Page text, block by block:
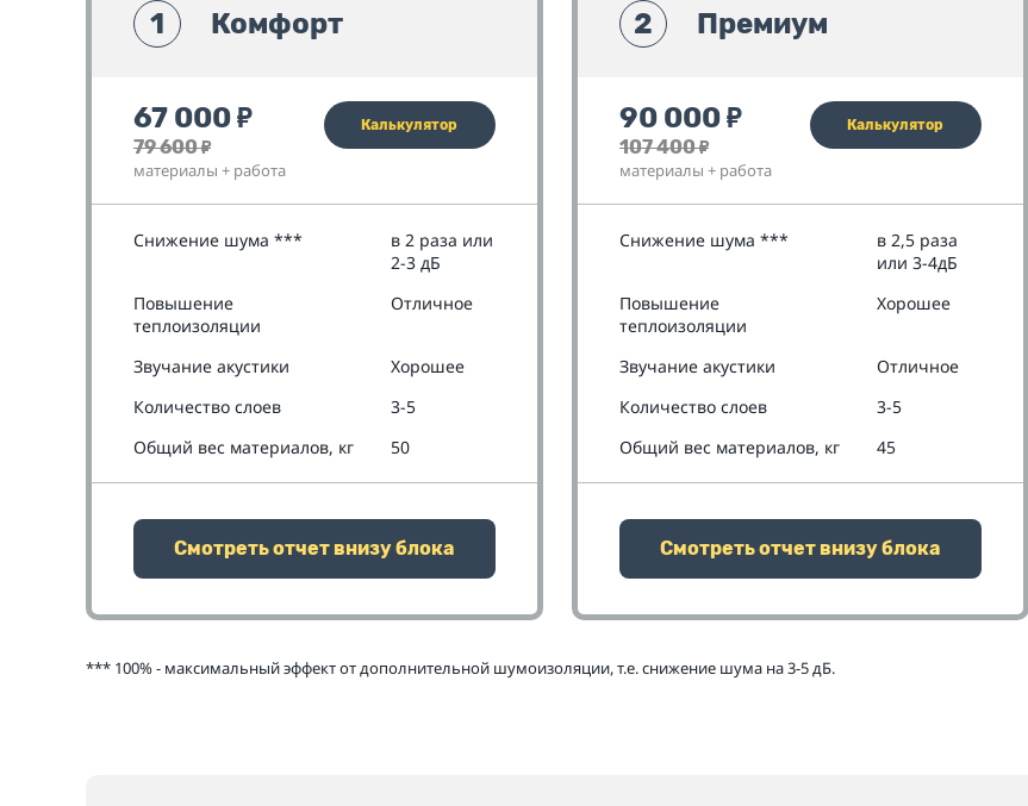
1 Комфорт
67 000₽
79 600₽
материалы + работа
Калькулятор
Снижение шума ***
в 2 раза или
2-3 дБ
Повышение
теплоизоляции
Отличное
Звучание акустики
Хорошее
Количество слоев
3-5
Общий вес материалов, кг
50
Смотреть отчет внизу блока
2 Премиум
90 000₽
107 400₽
материалы + работа
Калькулятор
Снижение шума ***
в 2,5 раза
или 3-4дБ
Повышение
теплоизоляции
Хорошее
Звучание акустики
Отличное
Количество слоев
3-5
Общий вес материалов, кг
45
Смотреть отчет внизу блока
*** 100% - максимальный эффект от дополнительной шумоизоляции, т.е. снижение шума на 3-5 дБ.